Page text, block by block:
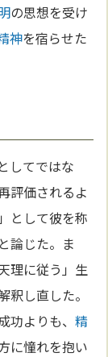
の思想を受け
神を宿らせた
してではな
評価されるよ
として彼を称
論じた。ま
理に従う」生
釈し直した。
功よりも、精
に憧れを抱い